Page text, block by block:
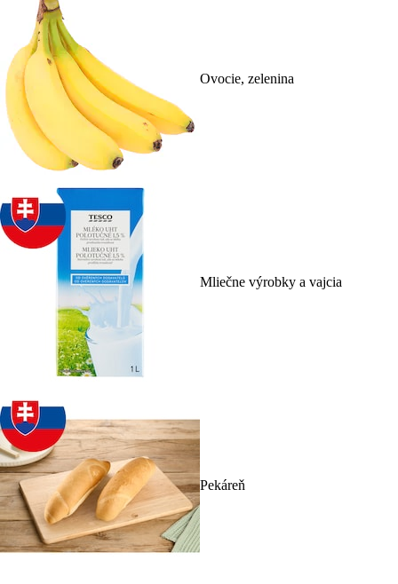
Ovocie, zelenina
Mliečne výrobky a vajcia
Pekáreň